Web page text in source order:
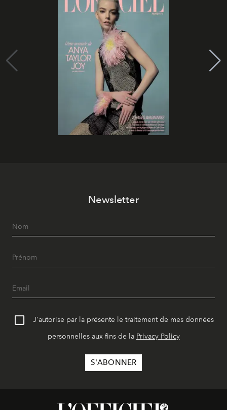
Newsletter
J'autorise par la présente le traitement de mes données
personnelles aux fins de la Privacy Policy